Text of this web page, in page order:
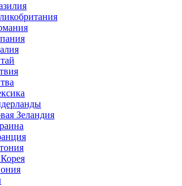
Зеландия